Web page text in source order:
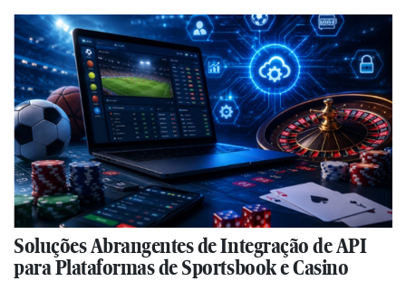
Soluções Abrangentes de Integração de API
para Plataformas de Sportsbook e Casino